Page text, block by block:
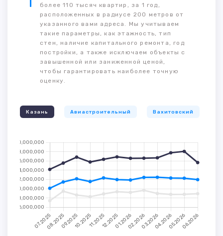
более 110 тысяч квартир, за 1 год,
расположенных в радиусе 200 метров от
указанного вами адреса. Мы учитываем
такие параметры, как этажность, тип
стен, наличие капитального ремонта, год
постройки, а также исключаем объекты с
завышенной или заниженной ценой,
чтобы гарантировать наиболее точную
оценку.
Казань Авиастроительный Вахитовский